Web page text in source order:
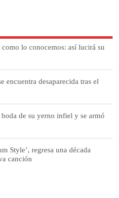
lo conocemos: así lucirá su
encuentra desaparecida tras el
de su yerno infiel y se armó
Style’, regresa una década
canción